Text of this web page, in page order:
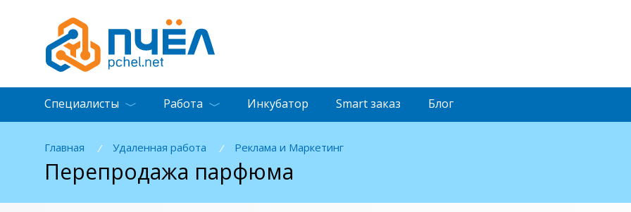
Главная / Удаленная работа / Реклама и Маркетинг
Перепродажа парфюма
Специалисты Работа Инкубатор Smartзаказ Блог